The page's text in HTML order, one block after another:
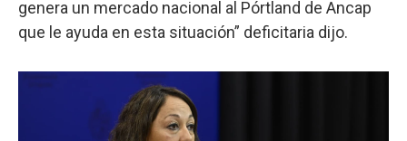
genera un mercado nacional al Pórtland de Ancap
que le ayuda en esta situación” deficitaria dijo.